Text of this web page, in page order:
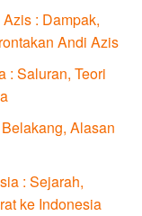
: Dampak,
Andi Azis
: Saluran, Teori
Alasan
: Sejarah,
ke Indonesia